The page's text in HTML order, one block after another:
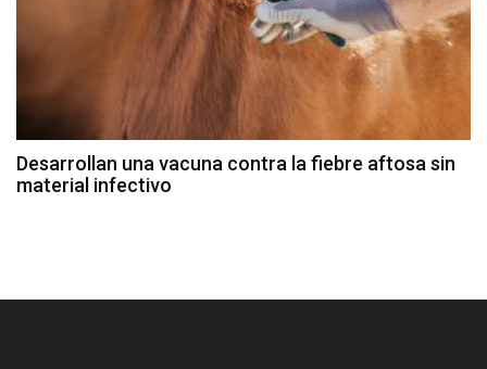
Desarrollan una vacuna contra la fiebre aftosa sin
material infectivo